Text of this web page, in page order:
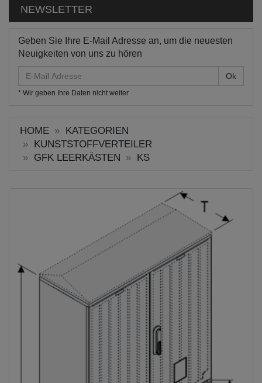
NEWSLETTER
Geben Sie Ihre E-Mail Adresse an, um die neuesten
Neuigkeiten von uns zu hören
Mail
Adresse
* Wir geben Ihre Daten nicht weiter
HOME
KATEGORIEN
KUNSTSTOFFVERTEILER
GFK LEERKÄSTEN
KS